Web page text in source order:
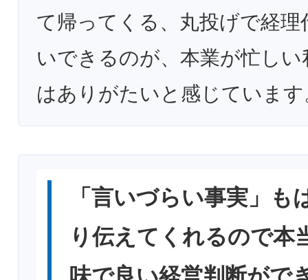
て帰ってくる、丸投げで経理
いできるのが、本業が忙し
はありがたいと感じています
「言いづらい事実」も
り伝えてくれるので本